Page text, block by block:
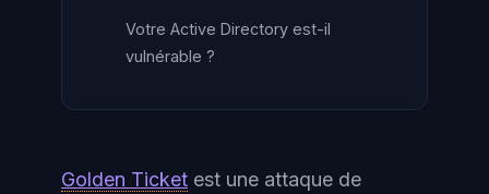
Votre Active Directory est-il
vulnérable ?
Golden Ticket est une attaque de